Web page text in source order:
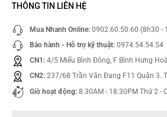
THÔNG TIN LIÊN HỆ
Mua Nhanh Online: 0902.60.50.60 (8h30 -
Bảo hành - Hỗ trợ kỹ thuật: 0974.54.54.54
CN1: 4/5 Miếu Bình Đông, F Bình Hưng
CN2: 237/68 Trần Văn Đang F11 Quận 3.
Giờ hoạt động: 8:30AM - 18:30PM Thứ 2 -